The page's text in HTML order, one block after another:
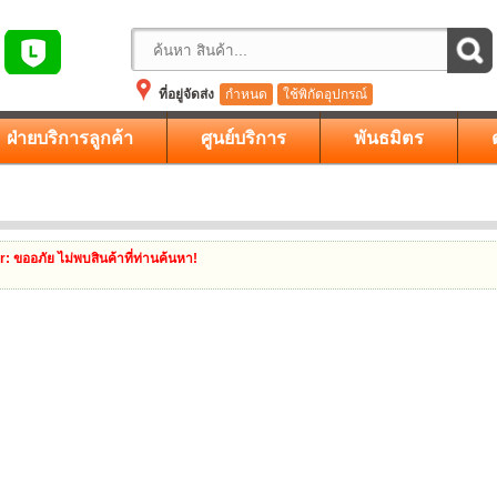
ที่อยู่จัดส่ง กำหนด ใช้พิกัดอุปกรณ์
ฝ่ายบริการลูกค้า ศูนย์บริการ พันธมิตร
: ขออภัย ไม่พบสินค้าที่ท่านค้นหา!